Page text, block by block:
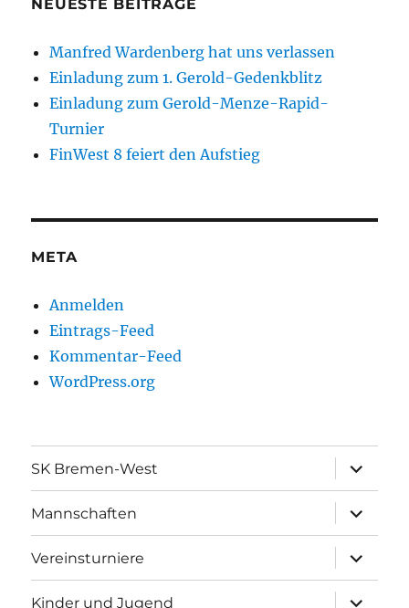
NEUESTE BEITRÄGE
Manfred Wardenberg hat uns verlassen
Einladung zum 1. Gerold-Gedenkblitz
Einladung zum Gerold-Menze-Rapid-
Turnier
FinWest 8 feiert den Aufstieg
META
Anmelden
Eintrags-Feed
Kommentar-Feed
WordPress.org
SK Bremen-West
öffnen
Mannschaften
öffnen
Vereinsturniere
öffnen
Kinder und Jugend